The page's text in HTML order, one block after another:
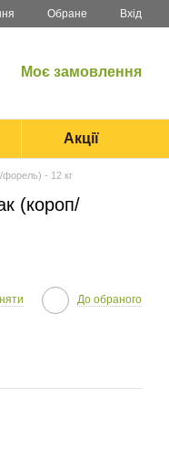
Обране Вхід
Моє замовлення
Акції
форель) - 12 кг
(короп/
До обраного